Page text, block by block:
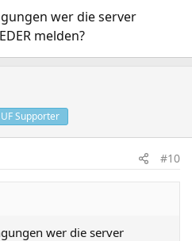
wer die server
melden?
UF Supporter
#10
wer die server